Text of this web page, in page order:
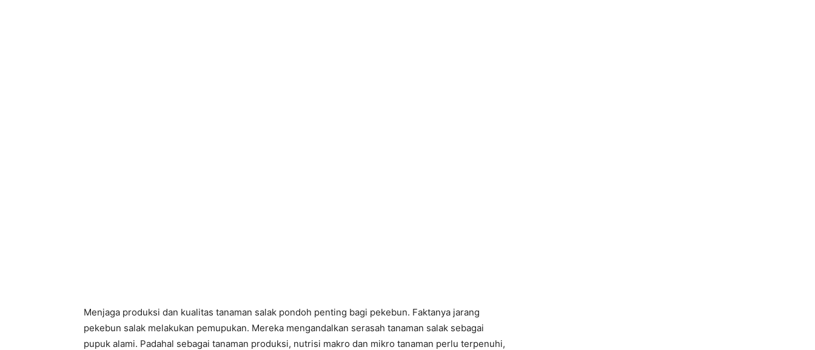
Menjaga produksi dan kualitas tanaman salak pondoh penting bagi pekebun. Faktanya jarang
pekebun salak melakukan pemupukan. Mereka mengandalkan serasah tanaman salak sebagai
pupuk alami. Padahal sebagai tanaman produksi, nutrisi makro dan mikro tanaman perlu terpenuhi,